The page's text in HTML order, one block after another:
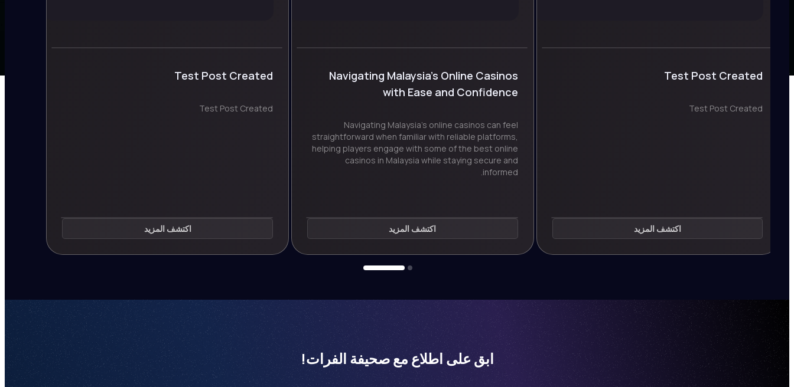
Test Post Created
Test Post Created
اكتشف المزيد
Navigating Malaysia’s Online Casinos
with Ease and Confidence
Navigating Malaysia’s online casinos can feel
straightforward when familiar with reliable platforms,
helping players engage with some of the best online
casinos in Malaysia while staying secure and
informed.
اكتشف المزيد
Test Post Created
Test Post Created
اكتشف المزيد
ابق على اطلاع مع صحيفة الفرات!